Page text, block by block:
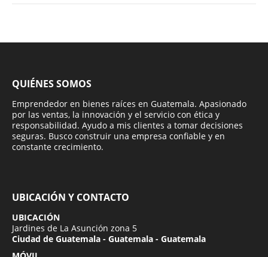
QUIÉNES SOMOS
Emprendedor en bienes raíces en Guatemala. Apasionado
por las ventas, la innovación y el servicio con ética y
responsabilidad. Ayudo a mis clientes a tomar decisiones
seguras. Busco construir una empresa confiable y en
constante crecimiento.
UBICACIÓN Y CONTACTO
UBICACIÓN
Jardines de La Asunción zona 5
Ciudad de Guatemala - Guatemala - Guatemala